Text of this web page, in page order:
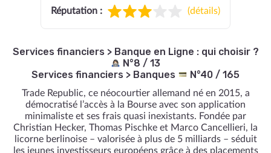
Réputation : (détails)
Services financiers> Banque en Ligne : qui choisir ?
N°8 / 13
Services financiers > Banques N°40 / 165
Trade Republic, ce néocourtier allemand né en 2015, a
démocratisé l’accès à la Bourse avec son application
minimaliste et ses frais quasi inexistants. Fondée par
Christian Hecker, Thomas Pischke et Marco Cancellieri, la
licorne berlinoise – valorisée à plus de 5 milliards – séduit
les jeunes investisseurs européens grâce à des placements